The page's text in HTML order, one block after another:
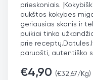
prieskoniais. |
aukštos kokybės
geriausias skonis ir
puikiai tinka
prie receptų.
paruošti, autentiško
€4,90 (€32,67/Kg)